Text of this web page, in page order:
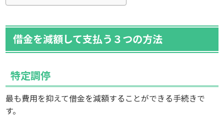
借金を減額して支払う３つの方法
特定調停
最も費用を抑えて借金を減額することができる手続きで
す。